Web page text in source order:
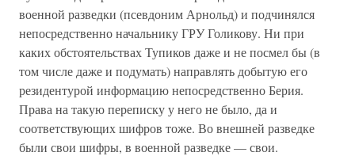
военной разведки (псевдоним Арнольд) и подчинялся
непосредственно начальнику ГРУ Голикову. Ни при
каких обстоятельствах Тупиков даже и не посмел бы (в
том числе даже и подумать) направлять добытую его
резидентурой информацию непосредственно Берия.
Права на такую переписку у него не было, да и
соответствующих шифров тоже. Во внешней разведке
были свои шифры, в военной разведке — свои.